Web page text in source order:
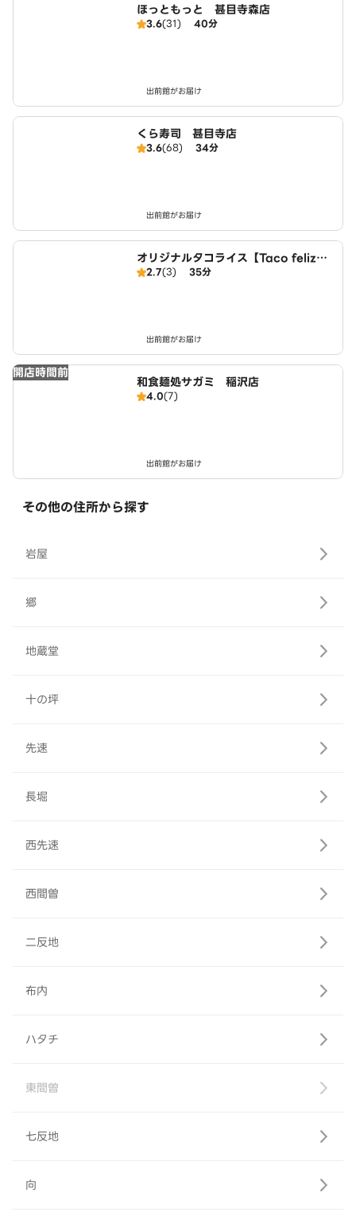
ほっともっと 甚目寺森店
3.6(31) 40分
出前館がお届け
くら寿司 甚目寺店
3.6(68) 34分
出前館がお届け
オリジナルタコライス【Taco feliz】
名古屋店
2.7(3) 35分
出前館がお届け
開店時間前
和食麺処サガミ 稲沢店
4.0(7)
出前館がお届け
その他の住所から探す
岩屋
郷
地蔵堂
十の坪
先速
長堀
西先速
西間曽
二反地
布内
ハタチ
東間曽
七反地
向